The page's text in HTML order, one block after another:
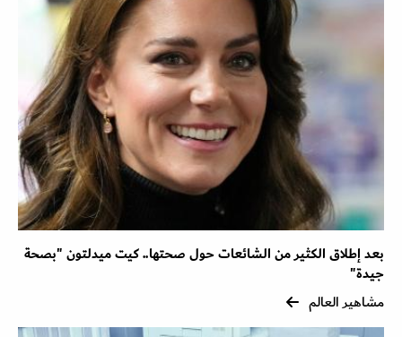
بعد إطلاق الكثير من الشائعات حول صحتها.. كيت ميدلتون "بصحة
جيدة"
مشاهير العالم